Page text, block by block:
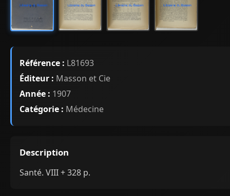
Référence : L81693
Éditeur : Masson et Cie
Année : 1907
Catégorie : Médecine
Description
Santé. VIII + 328 p.